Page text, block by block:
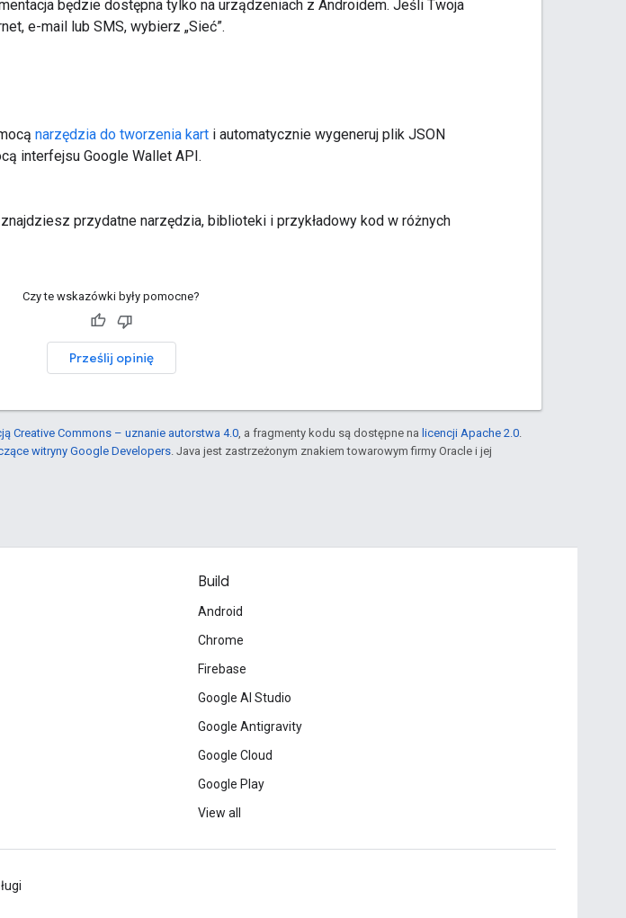
będzie dostępna tylko na urządzeniach z Androidem. Jeśli Twoja
e-mail lub SMS, wybierz „Sieć”.
narzędzia do tworzenia kart i automatycznie wygeneruj plik JSON
interfejsu Google Wallet API.
znajdziesz przydatne narzędzia, biblioteki i przykładowy kod w różnych
Czy te wskazówki były pomocne?
Prześlij opinię
Creative Commons – uznanie autorstwa 4.0 , a fragmenty kodu są dostępne na licencji Apache 2.0
witryny Google Developers . Java jest zastrzeżonym znakiem towarowym firmy Oracle i jej
Build
Android
Chrome
Firebase
Google AI Studio
Google Antigravity
Google Cloud
Google Play
View all